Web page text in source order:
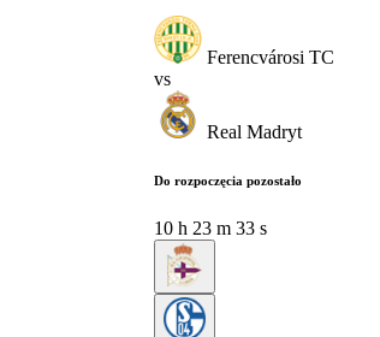
Ferencvárosi TC
vs
Real Madryt
Do rozpoczęcia pozostało
10 h 23 m 32 s